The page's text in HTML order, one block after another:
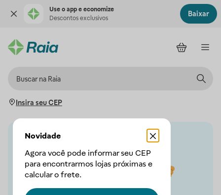
Use o app e economize
Descontos exclusivos
Baixar
Insira seu CEP
Novidade
Agora você pode informar seu CEP
para encontrarmos lojas próximas e
calcular o frete.